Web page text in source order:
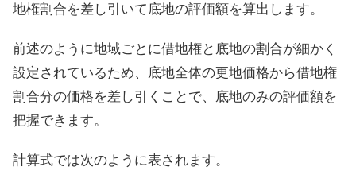
地権割合を差し引いて底地の評価額を算出します。
前述のように地域ごとに借地権と底地の割合が細かく
設定されているため、底地全体の更地価格から借地権
割合分の価格を差し引くことで、底地のみの評価額を
把握できます。
計算式では次のように表されます。